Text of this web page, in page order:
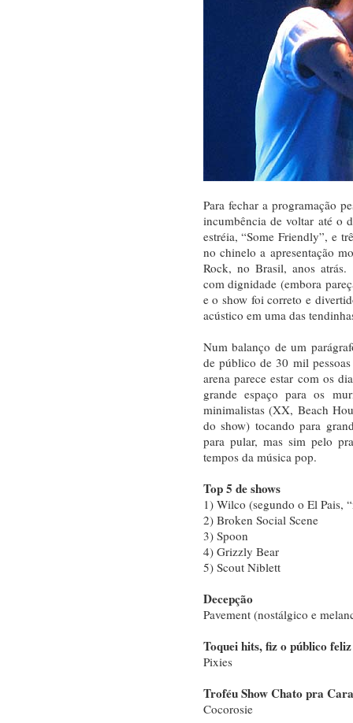
Para fechar a programação
incumbência de voltar até o
estréia, “Some Friendly”, e
no chinelo a apresentação
Rock, no Brasil, anos atrás.
com dignidade (embora
e o show foi correto e
acústico em uma das
Num balanço de um
de público de 30 mil
arena parece estar com os
grande espaço para os
minimalistas (XX, Beach
do show) tocando para
para pular, mas sim pelo
tempos da música pop.
Top 5 de shows
1) Wilco (segundo o El Pais,
2) Broken Social Scene
3) Spoon
4) Grizzly Bear
5) Scout Niblett
Decepção
Pavement (nostálgico e
Toquei hits, fiz o público
Pixies
Troféu Show Chato pra
Cocorosie